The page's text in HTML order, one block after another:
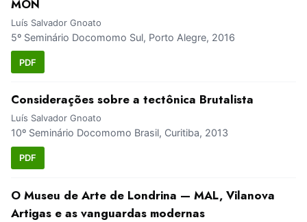
MON
Luís Salvador Gnoato
5º Seminário Docomomo Sul, Porto Alegre, 2016
PDF
Considerações sobre a tectônica Brutalista
Luís Salvador Gnoato
10º Seminário Docomomo Brasil, Curitiba, 2013
PDF
O Museu de Arte de Londrina — MAL, Vilanova
Artigas e as vanguardas modernas